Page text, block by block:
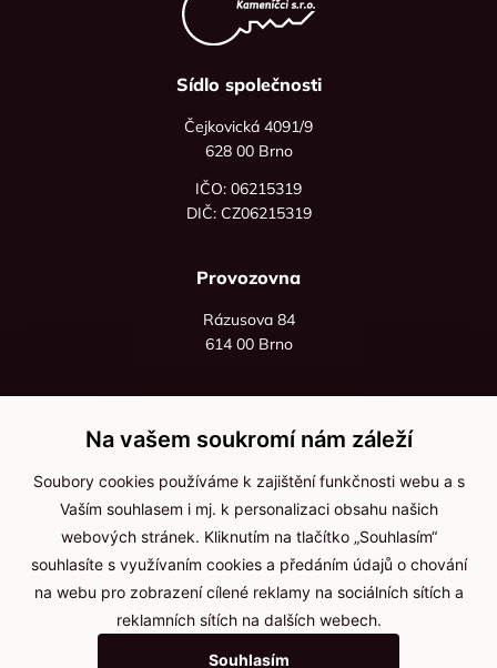
Sídlo společnosti
Čejkovická 4091/9
628 00 Brno
IČO: 06215319
DIČ: CZ06215319
Provozovna
Rázusova 84
614 00 Brno
+420 736 535 066
Po - pá: 8:00 - 16:00
info@jma-kam.cz
Důležité informace
Ochrana osobních údajů
Cookies
Na vašem soukromí nám záleží
Soubory cookies používáme k zajištění funkčnosti webu a s
Vaším souhlasem i mj. k personalizaci obsahu našich
webových stránek. Kliknutím na tlačítko „Souhlasím“
souhlasíte s využívaním cookies a předáním údajů o chování
na webu pro zobrazení cílené reklamy na sociálních sítích a
reklamních sítích na dalších webech.
Souhlasím